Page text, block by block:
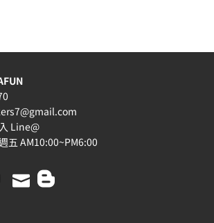
Line@
五 AM10:00~PM6:00